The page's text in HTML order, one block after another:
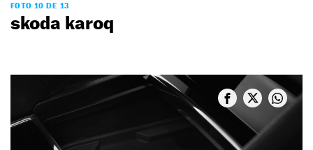
FOTO 10 DE 13
skoda karoq